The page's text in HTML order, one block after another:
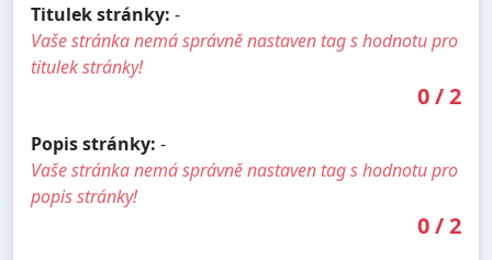
Titulek stránky: -
Vaše stránka nemá správně nastaven tag s hodnotu pro
titulek stránky!
0/2
Popis stránky: -
Vaše stránka nemá správně nastaven tag s hodnotu pro
popis stránky!
0/2